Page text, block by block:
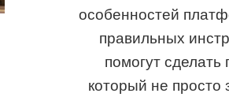
особенностей
правильных
помогут сделать
который не просто